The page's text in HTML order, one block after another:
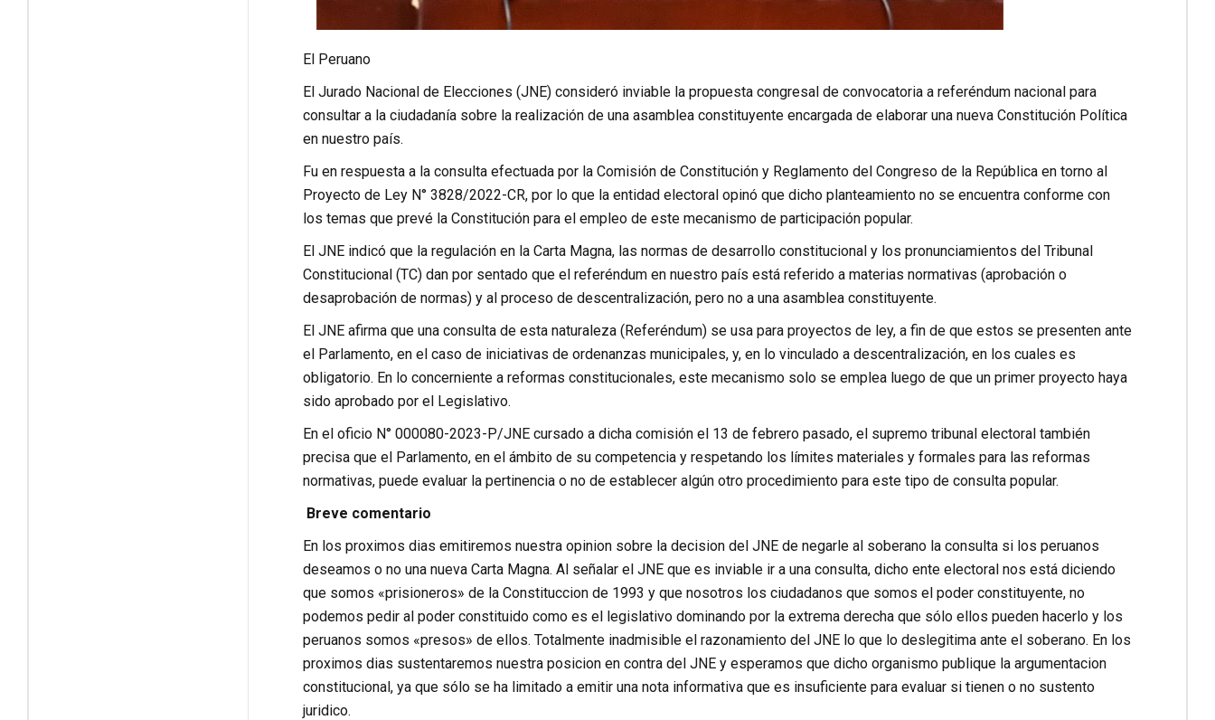
El Peruano
El Jurado Nacional de Elecciones (JNE) consideró inviable la propuesta congresal de convocatoria a referéndum nacional para
consultar a la ciudadanía sobre la realización de una asamblea constituyente encargada de elaborar una nueva Constitución Política
en nuestro país.
Fu en respuesta a la consulta efectuada por la Comisión de Constitución y Reglamento del Congreso de la República en torno al
Proyecto de Ley N° 3828/2022-CR, por lo que la entidad electoral opinó que dicho planteamiento no se encuentra conforme con
los temas que prevé la Constitución para el empleo de este mecanismo de participación popular.
El JNE indicó que la regulación en la Carta Magna, las normas de desarrollo constitucional y los pronunciamientos del Tribunal
Constitucional (TC) dan por sentado que el referéndum en nuestro país está referido a materias normativas (aprobación o
desaprobación de normas) y al proceso de descentralización, pero no a una asamblea constituyente.
El JNE afirma que una consulta de esta naturaleza (Referéndum) se usa para proyectos de ley, a fin de que estos se presenten ante
el Parlamento, en el caso de iniciativas de ordenanzas municipales, y, en lo vinculado a descentralización, en los cuales es
obligatorio. En lo concerniente a reformas constitucionales, este mecanismo solo se emplea luego de que un primer proyecto haya
sido aprobado por el Legislativo.
En el oficio N° 000080-2023-P/JNE cursado a dicha comisión el 13 de febrero pasado, el supremo tribunal electoral también
precisa que el Parlamento, en el ámbito de su competencia y respetando los límites materiales y formales para las reformas
normativas, puede evaluar la pertinencia o no de establecer algún otro procedimiento para este tipo de consulta popular.
Breve comentario
En los proximos dias emitiremos nuestra opinion sobre la decision del JNE de negarle al soberano la consulta si los peruanos
deseamos o no una nueva Carta Magna. Al señalar el JNE que es inviable ir a una consulta, dicho ente electoral nos está diciendo
que somos «prisioneros» de la Constituccion de 1993 y que nosotros los ciudadanos que somos el poder constituyente, no
podemos pedir al poder constituido como es el legislativo dominando por la extrema derecha que sólo ellos pueden hacerlo y los
peruanos somos «presos» de ellos. Totalmente inadmisible el razonamiento del JNE lo que lo deslegitima ante el soberano. En los
proximos dias sustentaremos nuestra posicion en contra del JNE y esperamos que dicho organismo publique la argumentacion
constitucional, ya que sólo se ha limitado a emitir una nota informativa que es insuficiente para evaluar si tienen o no sustento
juridico.